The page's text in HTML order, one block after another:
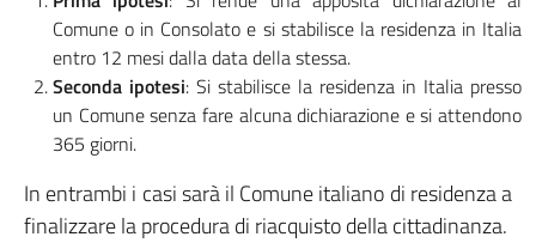
Comune o in Consolato e si stabilisce la residenza in Italia
entro 12 mesi dalla data della stessa.
Seconda ipotesi: Si stabilisce la residenza in Italia presso
un Comune senza fare alcuna dichiarazione e si attendono
365 giorni.
In entrambi i casi sarà il Comune italiano di residenza a
finalizzare la procedura di riacquisto della cittadinanza.